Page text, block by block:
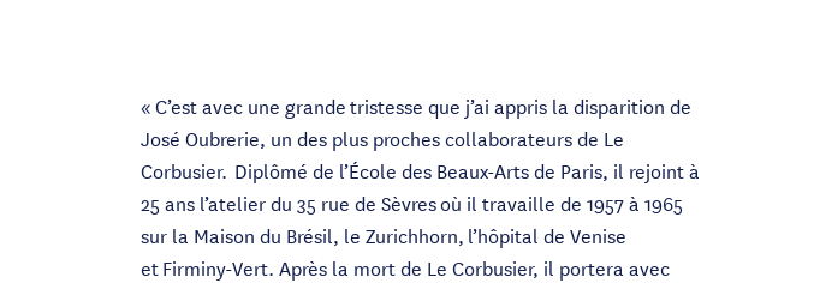
« C’est avec une grande tristesse que j’ai appris la disparition de
José Oubrerie, un des plus proches collaborateurs de Le
Corbusier. Diplômé de l’École des Beaux-Arts de Paris, il rejoint à
25 ans l’atelier du 35 rue de Sèvres où il travaille de 1957 à 1965
sur la Maison du Brésil, le Zurichhorn, l’hôpital de Venise
et Firminy-Vert. Après la mort de Le Corbusier, il portera avec